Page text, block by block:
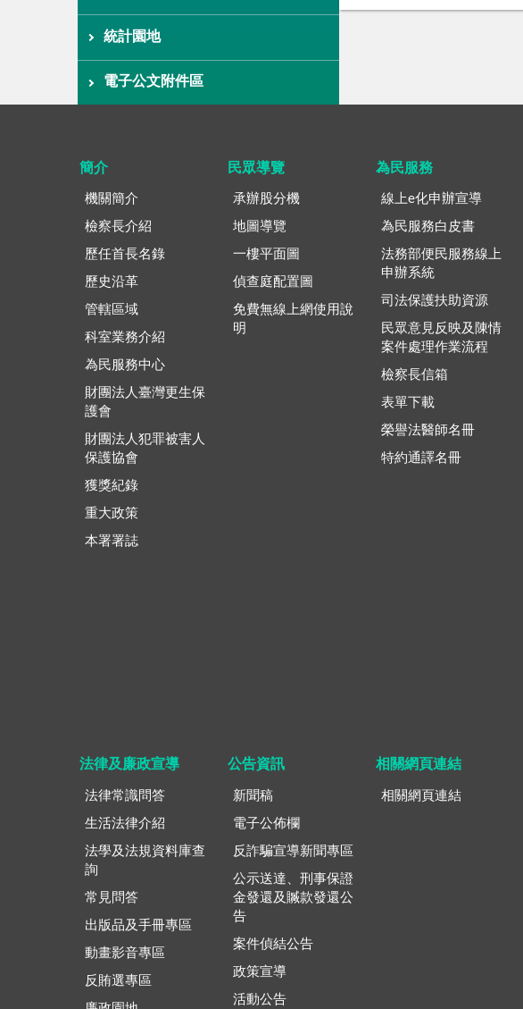
統計園地
電子公文附件區
簡介
機關簡介
檢察長介紹
歷任首長名錄
歷史沿革
管轄區域
科室業務介紹
為民服務中心
財團法人臺灣更生保
護會
財團法人犯罪被害人
保護協會
獲獎紀錄
重大政策
本署署誌
民眾導覽
承辦股分機
地圖導覽
一樓平面圖
偵查庭配置圖
免費無線上網使用說
明
為民服務
線上e化申辦宣導
為民服務白皮書
法務部便民服務線上
申辦系統
司法保護扶助資源
民眾意見反映及陳情
案件處理作業流程
檢察長信箱
表單下載
榮譽法醫師名冊
特約通譯名冊
法律及廉政宣導
法律常識問答
生活法律介紹
法學及法規資料庫查
詢
常見問答
出版品及手冊專區
動畫影音專區
反賄選專區
公告資訊
新聞稿
電子公佈欄
反詐騙宣導新聞專區
公示送達、刑事保證
金發還及贓款發還公
告
案件偵結公告
政策宣導
活動公告
相關網頁連結
相關網頁連結